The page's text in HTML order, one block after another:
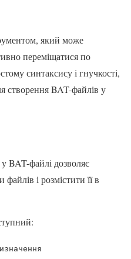
який може
переміщатися по
синтаксису і гнучкості,
створення BAT-файлів у
BAT-файлі дозволяє
і розмістити її в